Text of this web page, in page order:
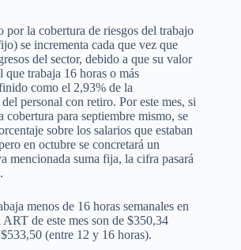
por la cobertura de riesgos del trabajo
se incrementa cada que vez que
del sector, debido a que su valor
que trabaja 16 horas o más
como el 2,93% de la
personal con retiro. Por este mes, si
cobertura para septiembre mismo, se
sobre los salarios que estaban
en octubre se concretará un
mencionada suma fija, la cifra pasará
menos de 16 horas semanales en
de este mes son de $350,34
(entre 12 y 16 horas).